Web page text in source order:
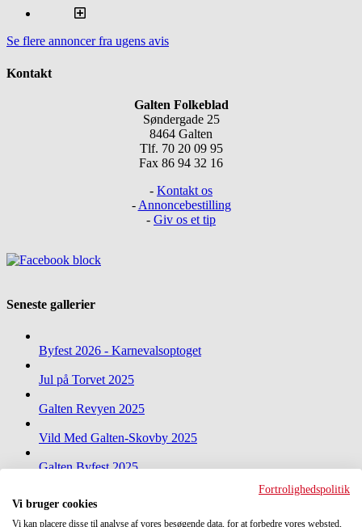
Se flere annoncer fra ugens avis
Kontakt
Galten Folkeblad
Søndergade 25
8464 Galten
Tlf. 70 20 09 95
Fax 86 94 32 16
- Kontakt os
- Annoncebestilling
- Giv os et tip
Seneste gallerier
Byfest 2026 - Karnevalsoptoget
Jul på Torvet 2025
Galten Revyen 2025
Vild Med Galten-Skovby 2025
Galten Byfest 2025
Nytårskoncert 2025 i Galten-hallen
Fortrolighedspolitik
Vi bruger cookies
Vi kan placere disse til analyse af vores besøgende data, for at forbedre vores websted,